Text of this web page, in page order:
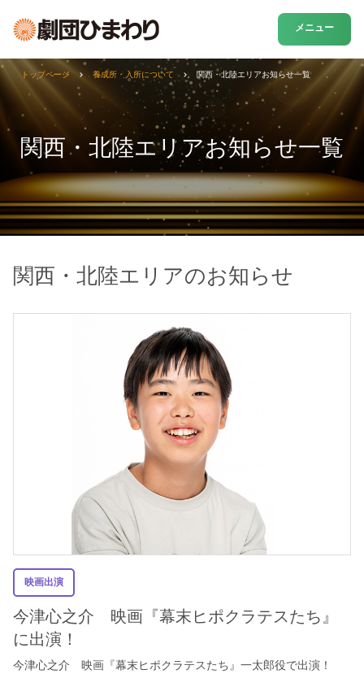
メニュー
関西・北陸エリアお知らせ一覧
トップページ 養成所・入所について 関西・北陸エリアお知らせ一覧
関西・北陸エリアのお知らせ
映画出演
今津心之介 映画『幕末ヒポクラテスたち』
に出演！
今津心之介 映画『幕末ヒポクラテスたち』一太郎役で出演！